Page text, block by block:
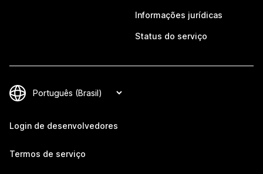
Informações jurídicas
Status do serviço
Login de desenvolvedores
Termos de serviço